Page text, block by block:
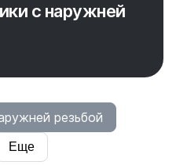
с наружней
резьбой
Еще